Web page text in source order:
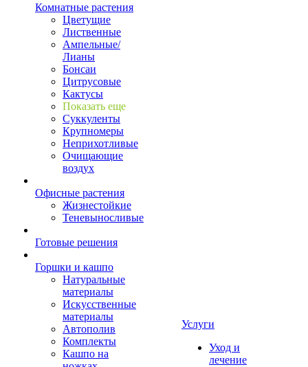
Комнатные растения
Цветущие
Лиственные
Ампельные/
Лианы
Бонсаи
Цитрусовые
Кактусы
Показать еще
Суккуленты
Крупномеры
Неприхотливые
Очищающие
воздух
Офисные растения
Жизнестойкие
Теневыносливые
Готовые решения
Горшки и кашпо
Натуральные
материалы
Искусственные
материалы
Автополив
Комплекты
Кашпо на
Услуги
Уход и
лечение